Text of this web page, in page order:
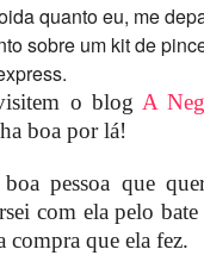
quanto eu, me
sobre um kit de
o blog A
boa por lá!
pessoa que
com ela pelo
compra que ela fez.